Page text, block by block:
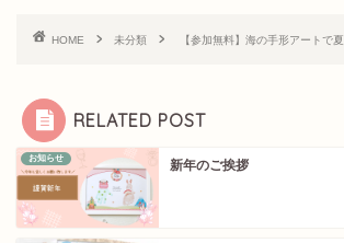
HOME 未分類 【参加無料】海の手形アートで
RELATED POST
お知らせ 新年のご挨拶